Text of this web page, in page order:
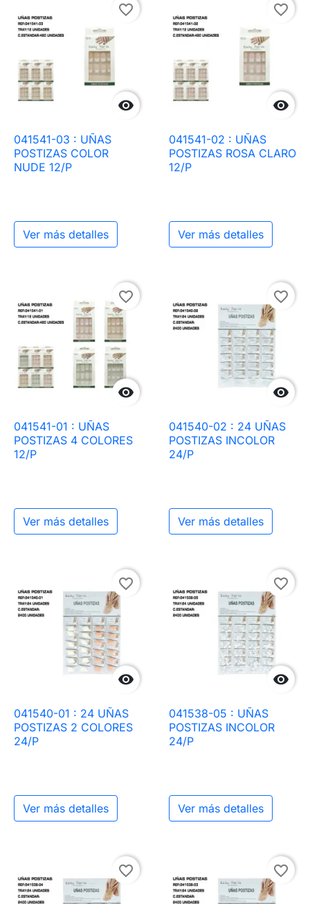

favorite_border
041541-03 : UÑAS
POSTIZAS COLOR
NUDE 12/P
Ver más detalles

favorite_border
041541-02 : UÑAS
POSTIZAS ROSA CLARO
12/P
Ver más detalles

favorite_border
041541-01 : UÑAS
POSTIZAS 4 COLORES
12/P
Ver más detalles

favorite_border
041540-02 : 24 UÑAS
POSTIZAS INCOLOR
24/P
Ver más detalles

favorite_border
041540-01 : 24 UÑAS
POSTIZAS 2 COLORES
24/P
Ver más detalles

favorite_border
041538-05 : UÑAS
POSTIZAS INCOLOR
24/P
Ver más detalles
favorite_border favorite_border